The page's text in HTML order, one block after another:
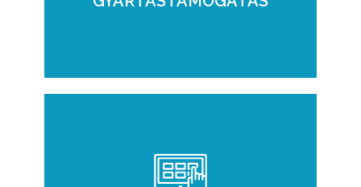
folyamatát, rögzíti és visszakereshetővé teszi
a tényeket, valós időben szolgáltat erről